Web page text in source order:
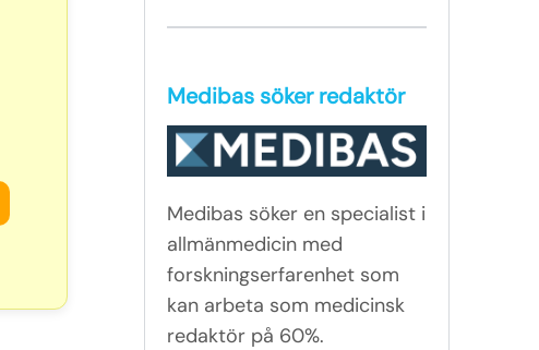
Medibas söker redaktör
Medibas söker en specialist i
allmänmedicin med
forskningserfarenhet som
kan arbeta som medicinsk
redaktör på 60%.